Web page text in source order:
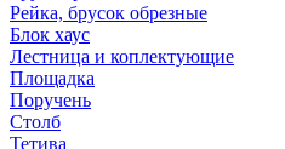
Рейка, брусок обрезные
Блок хаус
Лестница и коплектующие
Площадка
Поручень
Столб
Тетива